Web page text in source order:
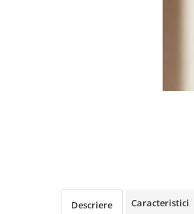
Descriere Caracteristici